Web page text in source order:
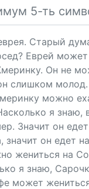
Старый
Еврей может
Он не
слишком
можно
я
Значит он
значит он едет
жениться на
я знаю,
может